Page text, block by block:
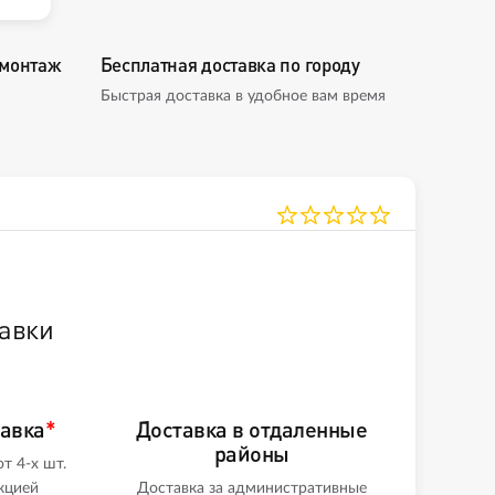
Бесплатная доставка по городу
Быстрая доставка в удобное вам время
*
4-х шт.
Доставка в отдаленные
районы
Доставка за административные